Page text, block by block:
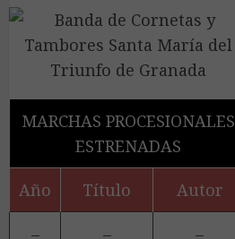
MARCHAS PROCESIONALES
ESTRENADAS
Año Título Autor
– – –